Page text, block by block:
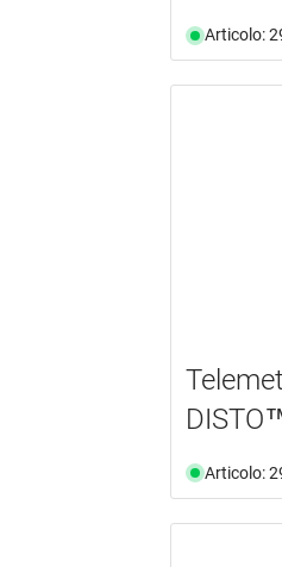
Articolo:
Articolo: